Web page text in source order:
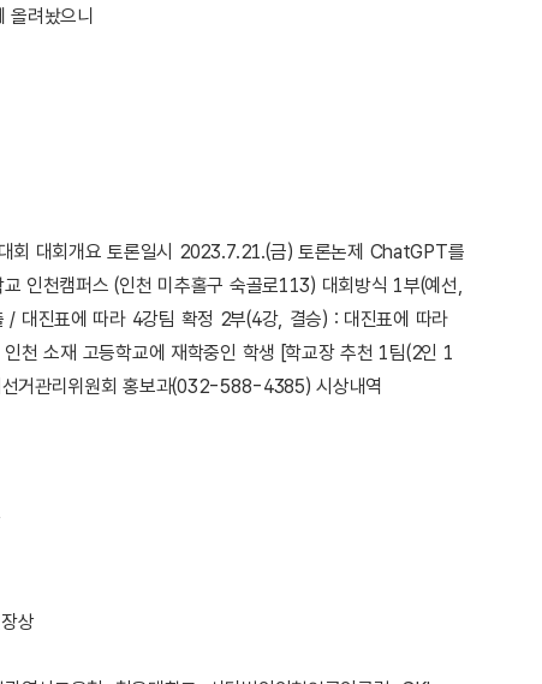
올려놨으니
회 대회개요 토론일시 2023.7.21.(금) 토론논제 ChatGPT를
인천캠퍼스 (인천 미추홀구 숙골로113) 대회방식 1부(예선,
대진표에 따라 4강팀 확정 2부(4강, 결승) : 대진표에 따라
천 소재 고등학교에 재학중인 학생 [학교장 추천 1팀(2인 1
선거관리위원회 홍보과(032-588-4385) 시상내역
상